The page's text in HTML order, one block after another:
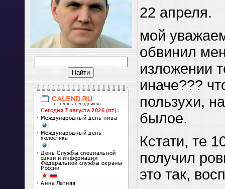
22 апреля.
мой
обвинил
изложении
иначе???
пользухи,
былое.
Кстати, те
получил
это так,